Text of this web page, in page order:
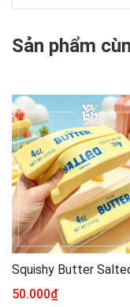
Sản phẩm
Squishy Butter
50.000₫